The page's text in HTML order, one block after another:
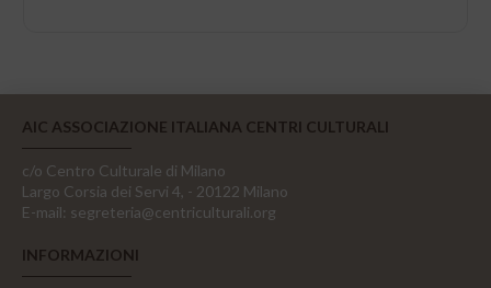
AIC ASSOCIAZIONE ITALIANA CENTRI CULTURALI
c/o Centro Culturale di Milano
Largo Corsia dei Servi 4, - 20122 Milano
E-mail: segreteria@centriculturali.org
INFORMAZIONI